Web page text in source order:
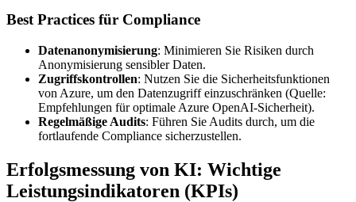
Best Practices für Compliance
Datenanonymisierung: Minimieren Sie Risiken durch
Anonymisierung sensibler Daten.
Zugriffskontrollen: Nutzen Sie die Sicherheitsfunktionen
von Azure, um den Datenzugriff einzuschränken (Quelle:
Empfehlungen für optimale Azure OpenAI-Sicherheit).
Regelmäßige Audits: Führen Sie Audits durch, um die
fortlaufende Compliance sicherzustellen.
Erfolgsmessung von KI: Wichtige
Leistungsindikatoren (KPIs)